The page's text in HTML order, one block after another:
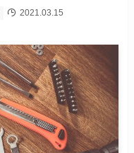
2021.03.15